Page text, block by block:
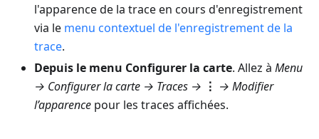
l'apparence de la trace en cours d'enregistrement
via le menu contextuel de l'enregistrement de la
trace.
Depuis le menu Configurer la carte. Allez à Menu
→ Configurer la carte → Traces → ⋮ → Modifier
l’apparence pour les traces affichées.